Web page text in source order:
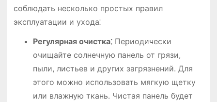
соблюдать несколько простых правил
эксплуатации и ухода⁚
Регулярная очистка⁚Периодически
очищайте солнечную панель от грязи,
пыли, листьев и других загрязнений․ Для
этого можно использовать мягкую щетку
или влажную ткань․ Чистая панель будет